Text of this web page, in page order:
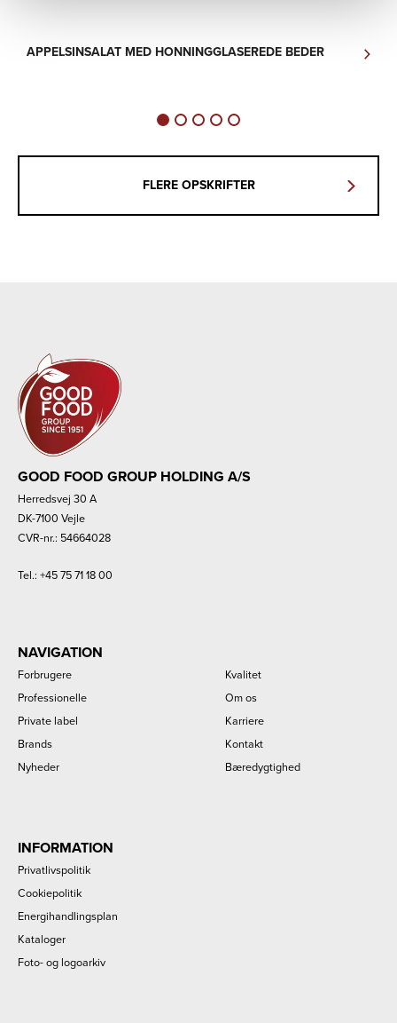
APPELSINSALAT MED HONNINGGLASEREDE BEDER
FLERE OPSKRIFTER
GOOD FOOD GROUP HOLDING A/S
Herredsvej 30 A
DK-7100 Vejle
CVR-nr.: 54664028
Tel.: +45 75 71 18 00
NAVIGATION
Forbrugere
Professionelle
Private label
Brands
Nyheder
Kvalitet
Om os
Karriere
Kontakt
Bæredygtighed
INFORMATION
Privatlivspolitik
Cookiepolitik
Energihandlingsplan
Kataloger
Foto- og logoarkiv